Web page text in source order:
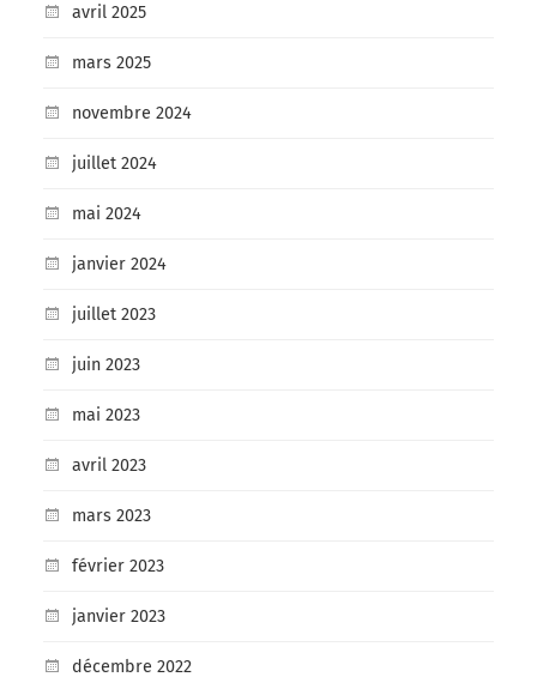
avril 2025
mars 2025
novembre 2024
juillet 2024
mai 2024
janvier 2024
juillet 2023
juin 2023
mai 2023
avril 2023
mars 2023
février 2023
janvier 2023
décembre 2022